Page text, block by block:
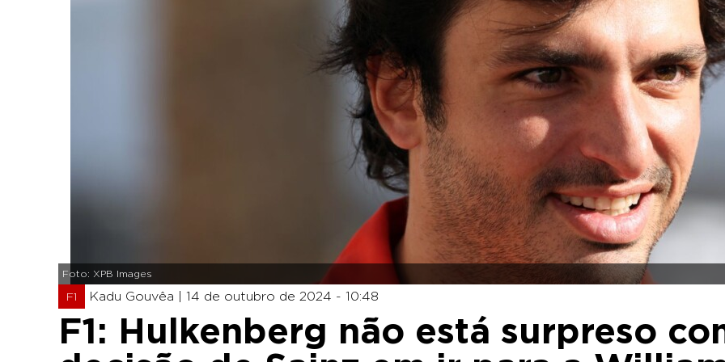
Foto: XPB Images
F1 Kadu Gouvêa | 14 de outubro de 2024 - 10:48
F1: Hulkenberg não está surpreso